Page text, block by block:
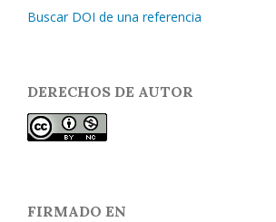
Buscar DOI de una referencia
DERECHOS DE AUTOR
FIRMADO EN